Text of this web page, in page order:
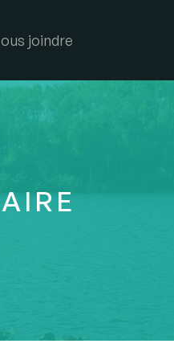
joindre